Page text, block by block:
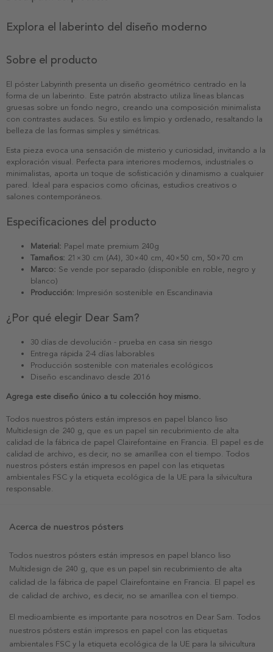
Explora el laberinto del diseño moderno
Sobre el producto
El póster Labyrinth presenta un diseño geométrico centrado en la
forma de un laberinto. Este patrón abstracto utiliza líneas blancas
gruesas sobre un fondo negro, creando una composición minimalista
con contrastes audaces. Su estilo es limpio y ordenado, resaltando la
belleza de las formas simples y simétricas.
Esta pieza evoca una sensación de misterio y curiosidad, invitando a la
exploración visual. Perfecta para interiores modernos, industriales o
minimalistas, aporta un toque de sofisticación y dinamismo a cualquier
pared. Ideal para espacios como oficinas, estudios creativos o
salones contemporáneos.
Especificaciones del producto
Material: Papel mate premium 240g
Tamaños: 21×30 cm (A4), 30×40 cm, 40×50 cm, 50×70 cm
Marco: Se vende por separado (disponible en roble, negro y
blanco)
Producción: Impresión sostenible en Escandinavia
¿Por qué elegir Dear Sam?
30 días de devolución - prueba en casa sin riesgo
Entrega rápida 2-4 días laborables
Producción sostenible con materiales ecológicos
Diseño escandinavo desde 2016
Agrega este diseño único a tu colección hoy mismo.
Todos nuestros pósters están impresos en papel blanco liso
Multidesign de 240 g, que es un papel sin recubrimiento de alta
calidad de la fábrica de papel Clairefontaine en Francia. El papel es de
calidad de archivo, es decir, no se amarillea con el tiempo. Todos
nuestros pósters están impresos en papel con las etiquetas
ambientales FSC y la etiqueta ecológica de la UE para la silvicultura
responsable.
Acerca de nuestros pósters
Todos nuestros pósters están impresos en papel blanco liso
Multidesign de 240 g, que es un papel sin recubrimiento de alta
calidad de la fábrica de papel Clairefontaine en Francia. El papel es
de calidad de archivo, es decir, no se amarillea con el tiempo.
El medioambiente es importante para nosotros en Dear Sam. Todos
nuestros pósters están impresos en papel con las etiquetas
ambientales FSC y la etiqueta ecológica de la UE para la silvicultura